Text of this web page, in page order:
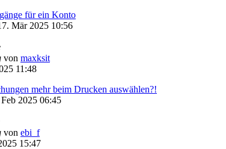
für ein Konto
Mär 2025 10:56
von maxksit
11:48
mehr beim Drucken auswählen?!
2025 06:45
von ebi_f
15:47